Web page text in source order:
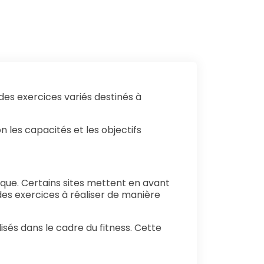
exercices variés destinés à
les capacités et les objectifs
Certains sites mettent en avant
exercices à réaliser de manière
dans le cadre du fitness. Cette